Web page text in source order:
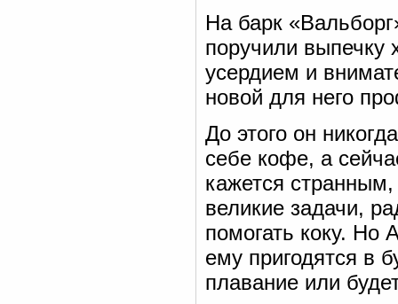
На барк
поручили
усердием и
новой для него
До этого он
себе кофе, а
кажется
великие задачи,
помогать коку. Но
ему пригодятся в
плавание или